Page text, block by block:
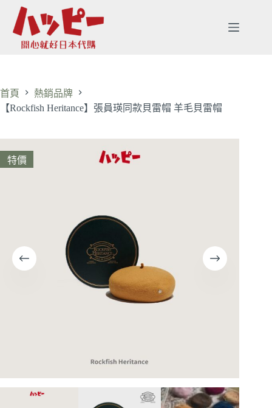
首頁
熱銷品牌
【Rockfish Heritance】張員瑛同款貝雷帽 羊毛貝雷帽
特價